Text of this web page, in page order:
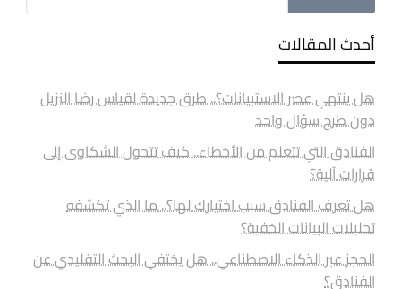
أحدث المقالات
هل ينتهي عصر الاستبيانات؟.. طرق جديدة لقياس رضا النزيل
دون طرح سؤال واحد
الفنادق التي تتعلم من الأخطاء.. كيف تتحول الشكاوى إلى
قرارات آلية؟
هل تعرف الفنادق سبب اختيارك لها؟.. ما الذي تكشفه
تحليلات البيانات الخفية؟
الحجز عبر الذكاء الاصطناعي.. هل يختفي البحث التقليدي عن
الفنادق؟